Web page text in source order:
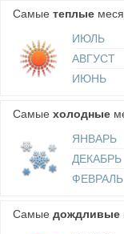
Самые теплые
ИЮЛЬ
АВГУСТ
ИЮНЬ
Самые холодные
ЯНВАРЬ
ДЕКАБРЬ
ФЕВРАЛЬ
Самые дождливые